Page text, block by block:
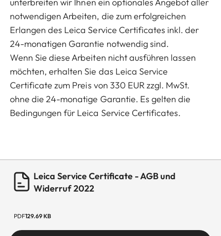
unterbreiten wir Ihnen ein optionales Angebot aller
notwendigen Arbeiten, die zum erfolgreichen
Erlangen des Leica Service Certificates inkl. der
24-monatigen Garantie notwendig sind.
Wenn Sie diese Arbeiten nicht ausführen lassen
möchten, erhalten Sie das Leica Service
Certificate zum Preis von 330 EUR zzgl. MwSt.
ohne die 24-monatige Garantie. Es gelten die
Bedingungen für Leica Service Certificates.
Leica Service Certificate - AGB und
Widerruf 2022
PDF129.69 KB